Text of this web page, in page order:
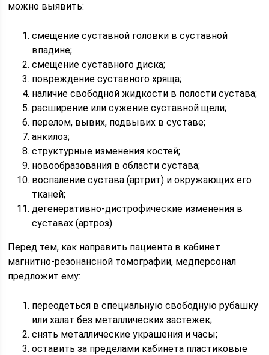
можно выявить:
смещение суставной головки в суставной
впадине;
смещение суставного диска;
повреждение суставного хряща;
наличие свободной жидкости в полости сустава;
расширение или сужение суставной щели;
перелом, вывих, подвывих в суставе;
анкилоз;
структурные изменения костей;
новообразования в области сустава;
воспаление сустава (артрит) и окружающих его
тканей;
дегенеративно-дистрофические изменения в
суставах (артроз).
Перед тем, как направить пациента в кабинет
магнитно-резонансной томографии, медперсонал
предложит ему:
переодеться в специальную свободную рубашку
или халат без металлических застежек;
снять металлические украшения и часы;
оставить за пределами кабинета пластиковые